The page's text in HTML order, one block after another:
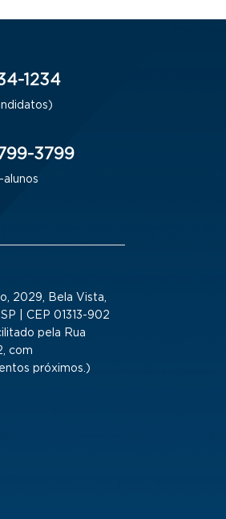
1234
3799
2029, Bela Vista,
| CEP 01313-902
pela Rua
com
próximos.)